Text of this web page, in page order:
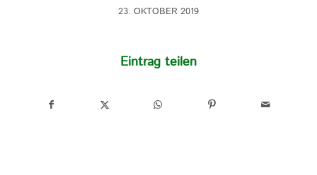
23. OKTOBER 2019
Eintrag teilen